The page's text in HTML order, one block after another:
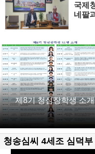
국제
네팔
제8기 청심장학생 소개
청송심씨 4세조 심덕부